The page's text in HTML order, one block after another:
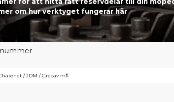
om hur verktyget fungerar här
/ JDM / Grecav mfl